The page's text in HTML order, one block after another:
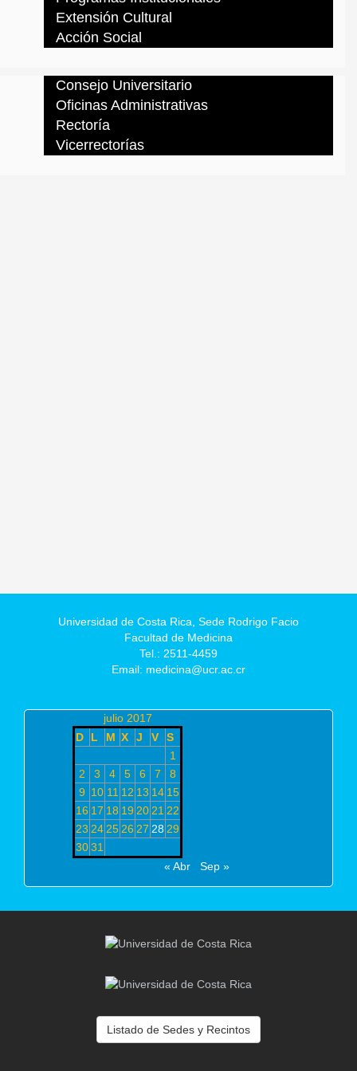
Extensión Cultural
Acción Social
Consejo Universitario
Oficinas Administrativas
Rectoría
Vicerrectorías
Universidad de Costa Rica, Sede Rodrigo Facio
Facultad de Medicina
Tel.: 2511-4459
Email: medicina@ucr.ac.cr
julio 2017
D
L M X J V
S
1
2
3 4 5 6 7
8
9 10 11 12 13 14 15
16 17 18 19 20 21 22
23 24 25 26 27 28 29
3031
« Abr
Sep »
Listado de Sedes y Recintos